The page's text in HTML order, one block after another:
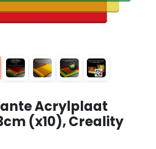
Acrylplaat
(x10), Creality